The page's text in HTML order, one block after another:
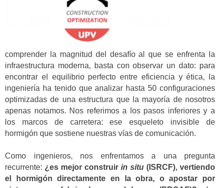
comprender la magnitud del desafío al que se enfrenta la
infraestructura moderna, basta con observar un dato: para
encontrar el equilibrio perfecto entre eficiencia y ética, la
ingeniería ha tenido que analizar hasta 50 configuraciones
optimizadas de una estructura que la mayoría de nosotros
apenas notamos. Nos referimos a los pasos inferiores y a
los marcos de carretera: ese esqueleto invisible de
hormigón que sostiene nuestras vías de comunicación.
Como ingenieros, nos enfrentamos a una pregunta
recurrente: ¿es mejor construir in situ (ISRCF), vertiendo
el hormigón directamente en la obra, o apostar por